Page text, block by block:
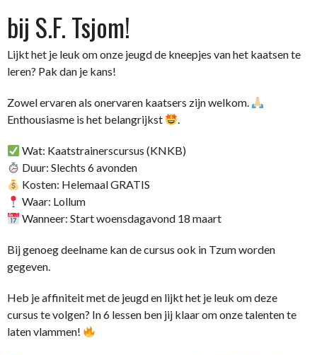
bij S.F. Tsjom!
Lijkt het je leuk om onze jeugd de kneepjes van het kaatsen te
leren? Pak dan je kans!
Zowel ervaren als onervaren kaatsers zijn welkom.
Enthousiasme is het belangrijkst
.
Wat: Kaatstrainerscursus (KNKB)
Duur: Slechts 6 avonden
Kosten: Helemaal GRATIS
Waar: Lollum
Wanneer: Start woensdagavond 18 maart
Bij genoeg deelname kan de cursus ook in Tzum worden
gegeven.
Heb je affiniteit met de jeugd en lijkt het je leuk om deze
cursus te volgen? In 6 lessen ben jij klaar om onze talenten te
laten vlammen!